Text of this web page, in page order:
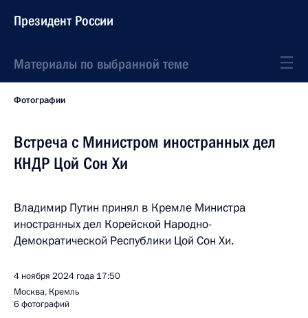
Президент России
Материалы по выбранной теме
Фотографии
Встреча с Министром иностранных дел
КНДР Цой Сон Хи
Владимир Путин принял в Кремле Министра
иностранных дел Корейской Народно-
Демократической Республики Цой Сон Хи.
4 ноября 2024 года 17:50
Москва, Кремль
6 фотографий